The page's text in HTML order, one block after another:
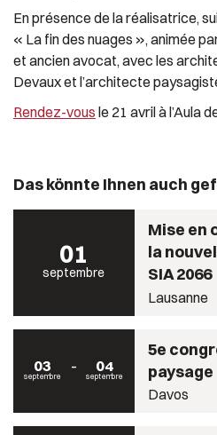
En présence de la réalisatrice,
« La fin des nuages », animée
et ancien avocat, avec les
Devaux et l’architecte
Rendez-vous le 21 avril à l’Aula
Das könnte Ihnen auch
01
septembre
Mise en
la
SIA 2066
Lausanne
03
septembre
04
septembre
5e
paysage
Davos